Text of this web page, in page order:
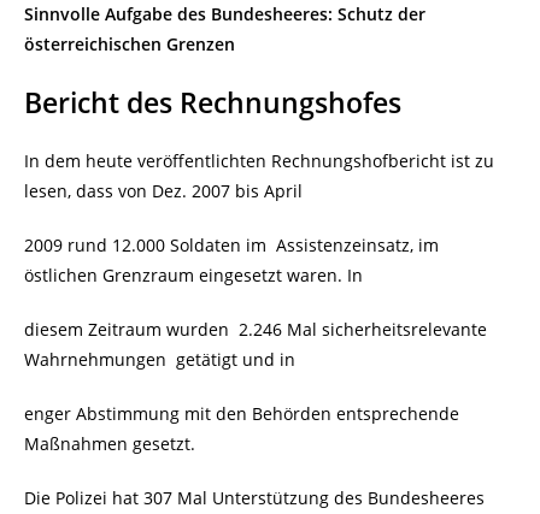
Sinnvolle Aufgabe des Bundesheeres: Schutz der
österreichischen Grenzen
Bericht des Rechnungshofes
In dem heute veröffentlichten Rechnungshofbericht ist zu
lesen, dass von Dez. 2007 bis April
2009 rund 12.000 Soldaten im Assistenzeinsatz, im
östlichen Grenzraum eingesetzt waren. In
diesem Zeitraum wurden 2.246 Mal sicherheitsrelevante
Wahrnehmungen getätigt und in
enger Abstimmung mit den Behörden entsprechende
Maßnahmen gesetzt.
Die Polizei hat 307 Mal Unterstützung des Bundesheeres